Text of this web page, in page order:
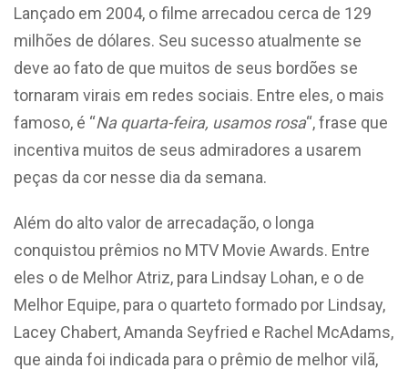
Lançado em 2004, o filme arrecadou cerca de 129
milhões de dólares. Seu sucesso atualmente se
deve ao fato de que muitos de seus bordões se
tornaram virais em redes sociais. Entre eles, o mais
famoso, é “Na quarta-feira, usamos rosa“, frase que
incentiva muitos de seus admiradores a usarem
peças da cor nesse dia da semana.
Além do alto valor de arrecadação, o longa
conquistou prêmios no MTV Movie Awards. Entre
eles o de Melhor Atriz, para Lindsay Lohan, e o de
Melhor Equipe, para o quarteto formado por Lindsay,
Lacey Chabert, Amanda Seyfried e Rachel McAdams,
que ainda foi indicada para o prêmio de melhor vilã,